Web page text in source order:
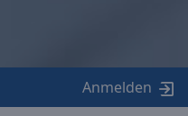
Anmelden